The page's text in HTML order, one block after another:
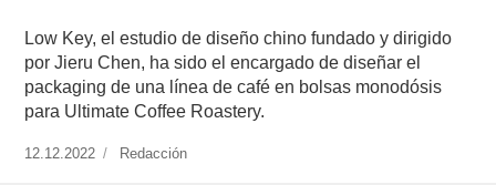
Low Key, el estudio de diseño chino fundado y dirigido
por Jieru Chen, ha sido el encargado de diseñar el
packaging de una línea de café en bolsas monodósis
para Ultimate Coffee Roastery.
Publicado
12.12.2022 https://www.experimenta.es/author/redaccion/
Redacción